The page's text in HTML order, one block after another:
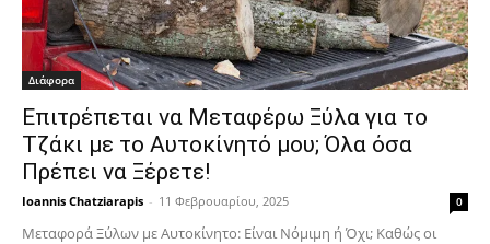
Διάφορα
Επιτρέπεται να Μεταφέρω Ξύλα για το
Τζάκι με το Αυτοκίνητό μου; Όλα όσα
Πρέπει να Ξέρετε!
Ioannis Chatziarapis - 11 Φεβρουαρίου, 2025 0
Μεταφορά Ξύλων με Αυτοκίνητο: Είναι Νόμιμη ή Όχι; Καθώς οι